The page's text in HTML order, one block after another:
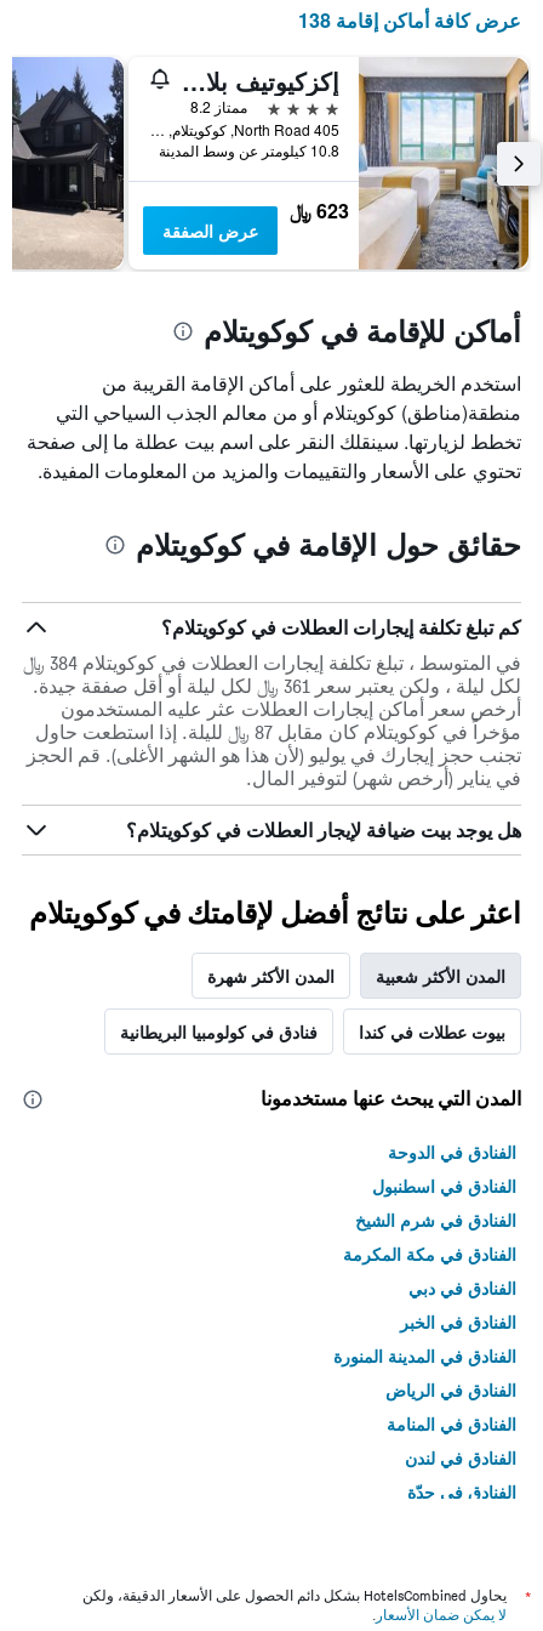
الذي
أيام
الأسبوع.
يتضمن
المخطط
التالي
1
محور
Y
الذي
سعر
غرفة
عرض كافة أماكن إقامة 138
إكزكيوتيف بلازا هوتل مترو فانكوفر
4 نجوم
ممتاز 8.2
405 North Road, كوكويتلام, BC, كندا
10.8 كيلومتر عن وسط المدينة
623 ﷼
عرض الصفقة
أماكن للإقامة في كوكويتلام
استخدم الخريطة للعثور على أماكن الإقامة القريبة من
منطقة(مناطق) كوكويتلام أو من معالم الجذب السياحي التي
تخطط لزيارتها. سينقلك النقر على اسم بيت عطلة ما إلى صفحة
تحتوي على الأسعار والتقييمات والمزيد من المعلومات المفيدة.
حقائق حول الإقامة في كوكويتلام
كم تبلغ تكلفة إيجارات العطلات في كوكويتلام؟
في المتوسط ، تبلغ تكلفة إيجارات العطلات في كوكويتلام 384 ﷼
لكل ليلة ، ولكن يعتبر سعر 361 ﷼ لكل ليلة أو أقل صفقة جيدة.
أرخص سعر أماكن إيجارات العطلات عثر عليه المستخدمون
مؤخراً في كوكويتلام كان مقابل 87 ﷼ لليلة. إذا استطعت حاول
تجنب حجز إيجارك في يوليو (لأن هذا هو الشهر الأغلى). قم الحجز
في يناير (أرخص شهر) لتوفير المال.
هل يوجد بيت ضيافة لإيجار العطلات في كوكويتلام؟
اعثر على نتائج أفضل لإقامتك في كوكويتلام
المدن الأكثر شعبية المدن الأكثر شهرة
بيوت عطلات في كندا فنادق في كولومبيا البريطانية
المدن التي يبحث عنها مستخدمونا
الفنادق في الدوحة
الفنادق في اسطنبول
الفنادق في شرم الشيخ
الفنادق في مكة المكرمة
الفنادق في دبي
الفنادق في الخبر
الفنادق في المدينة المنورة
الفنادق في الرياض
الفنادق في المنامة
الفنادق في لندن
الفنادق في جدّة
*
يحاول HotelsCombined بشكل دائم الحصول على الأسعار الدقيقة، ولكن
لا يمكن ضمان الأسعار .